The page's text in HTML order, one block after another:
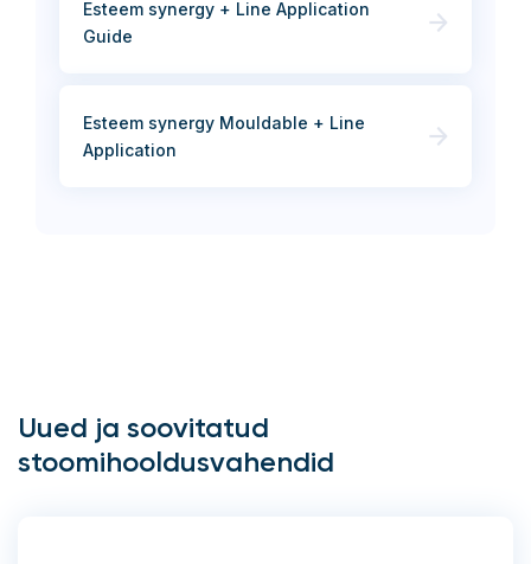
Esteem synergy + Line Application
Guide
Esteem synergy Mouldable + Line
Application
Uued ja soovitatud
stoomihooldusvahendid